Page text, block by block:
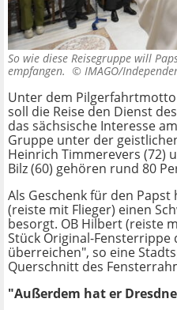
So wie diese Reisegruppe will
empfangen. © IMAGO/
Unter dem
soll die Reise den Dienst
das sächsische Interesse
Gruppe unter der
Heinrich Timmerevers (72)
Bilz (60) gehören rund 80
Als Geschenk für den
(reiste mit Flieger) einen
besorgt. OB Hilbert (reiste
Stück Original-
überreichen", so eine
Querschnitt des
"Außerdem hat er